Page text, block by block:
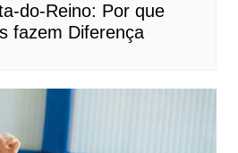
do-Reino: Por que
fazem Diferença